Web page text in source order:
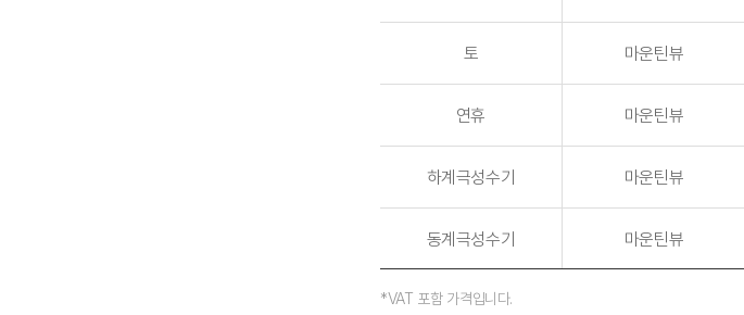
토 마운틴뷰
연휴 마운틴뷰
하계극성수기 마운틴뷰
동계극성수기 마운틴뷰
*VAT 포함 가격입니다.